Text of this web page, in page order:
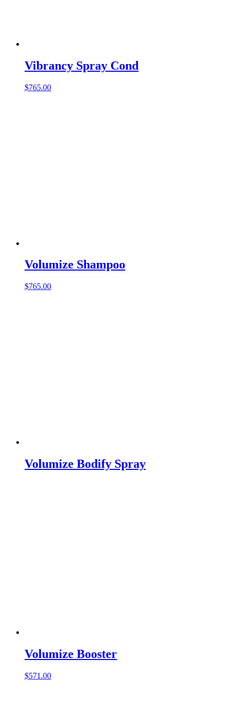
Vibrancy Spray Cond
$765.00
Volumize Shampoo
$765.00
Volumize Bodify Spray
Volumize Booster
$571.00